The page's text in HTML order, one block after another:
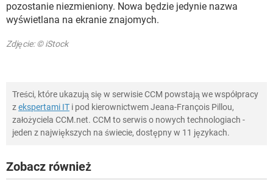
pozostanie niezmieniony. Nowa będzie jedynie nazwa
wyświetlana na ekranie znajomych.
Zdjęcie: © iStock
Treści, które ukazują się w serwisie CCM powstają we współpracy
zekspertami IT i pod kierownictwem Jeana-François Pillou,
założyciela CCM.net. CCM to serwis o nowych technologiach -
jeden z największych na świecie, dostępny w 11 językach.
Zobacz również